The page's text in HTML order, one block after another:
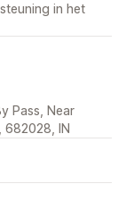
in het
Pass, Near
682028, IN